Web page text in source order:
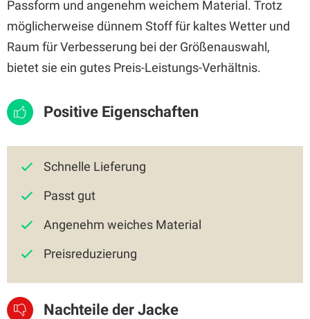
Passform und angenehm weichem Material. Trotz
möglicherweise dünnem Stoff für kaltes Wetter und
Raum für Verbesserung bei der Größenauswahl,
bietet sie ein gutes Preis-Leistungs-Verhältnis.
Positive Eigenschaften
Schnelle Lieferung
Passt gut
Angenehm weiches Material
Preisreduzierung
Nachteile der Jacke